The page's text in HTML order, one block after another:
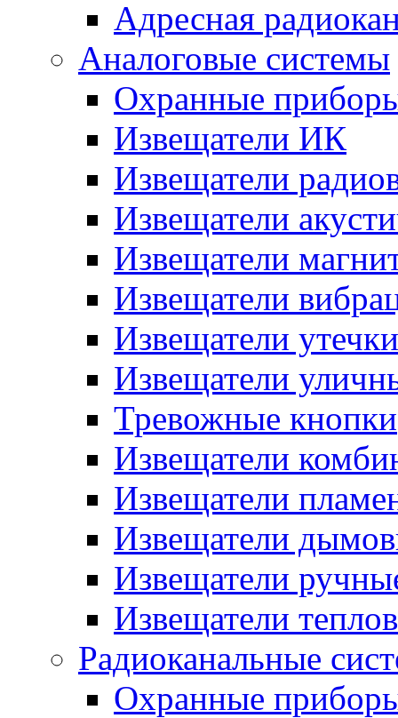
Адресная
Аналоговые системы
Охранные
Извещатели ИК
Извещатели
Извещатели
Извещатели
Извещатели
Извещатели утечки
Извещатели
Тревожные кнопки
Извещатели
Извещатели
Извещатели
Извещатели
Извещатели
Радиоканальные
Охранные